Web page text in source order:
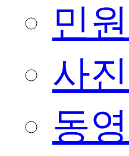
민
사
동